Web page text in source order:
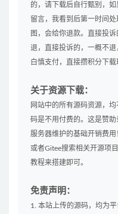
的，请下载后自行甄别，
留言，我看到后第一时间
图，会给你退款。直接投
退，直接投诉的，一概不
白慎支付，直接攒积分下
关于资源下载：
网站中的所有源码资源，
码是不用付费的。这是赞助
服务器维护的基础开销费
或者Gitee搜索相关开源项
教程来搭建即可。
免责声明：
1. 本站上传的源码，均为